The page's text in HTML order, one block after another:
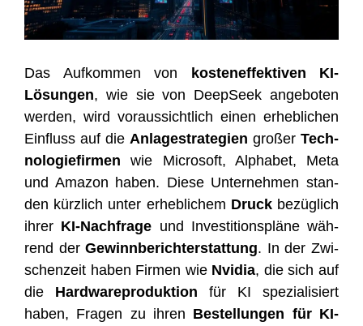
Das Auf­kom­men von kos­ten­ef­fek­ti­ven KI-
Lösun­gen, wie sie von Deep­Seek ange­bo­ten
wer­den, wird vor­aus­sicht­lich einen erheb­li­chen
Ein­fluss auf die Anla­ge­stra­te­gien gro­ßer Tech­
no­lo­gie­fir­men wie Micro­soft, Alpha­bet, Meta
und Ama­zon haben. Die­se Unter­neh­men stan­
den kürz­lich unter erheb­li­chem Druckbezüg­lich
ihrer KI-Nach­fra­ge und Inves­ti­ti­ons­plä­ne wäh­
rend derGewinn­be­richt­erstat­tung. In der Zwi­
schen­zeit haben Fir­men wie Nvi­dia, die sich auf
die Hard­ware­pro­duk­ti­on für KI spe­zia­li­siert
haben, Fra­gen zu ihren Bestel­lun­gen für KI-